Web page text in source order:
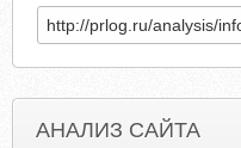
АНАЛИЗ САЙТА